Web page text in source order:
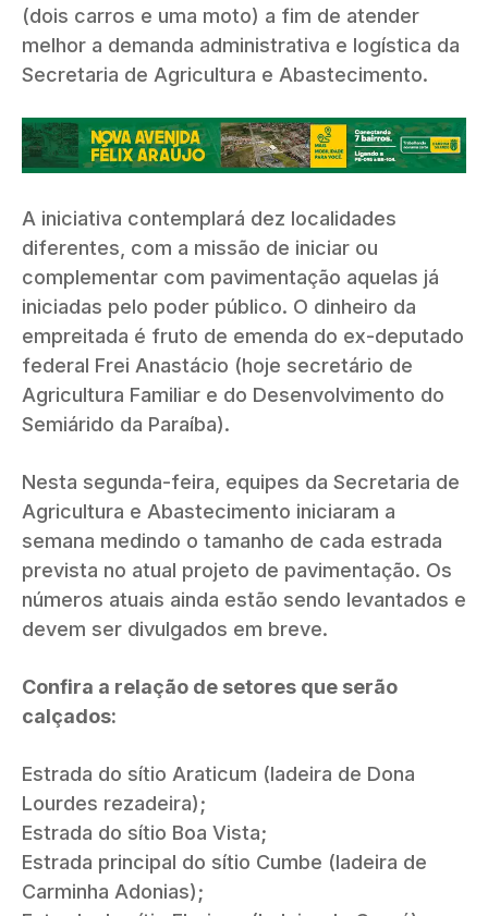
(dois carros e uma moto) a fim de atender
melhor a demanda administrativa e logística da
Secretaria de Agricultura e Abastecimento.
A iniciativa contemplará dez localidades
diferentes, com a missão de iniciar ou
complementar com pavimentação aquelas já
iniciadas pelo poder público. O dinheiro da
empreitada é fruto de emenda do ex-deputado
federal Frei Anastácio (hoje secretário de
Agricultura Familiar e do Desenvolvimento do
Semiárido da Paraíba).
Nesta segunda-feira, equipes da Secretaria de
Agricultura e Abastecimento iniciaram a
semana medindo o tamanho de cada estrada
prevista no atual projeto de pavimentação. Os
números atuais ainda estão sendo levantados e
devem ser divulgados em breve.
Confira a relação de setores que serão
calçados:
Estrada do sítio Araticum (ladeira de Dona
Lourdes rezadeira);
Estrada do sítio Boa Vista;
Estrada principal do sítio Cumbe (ladeira de
Carminha Adonias);